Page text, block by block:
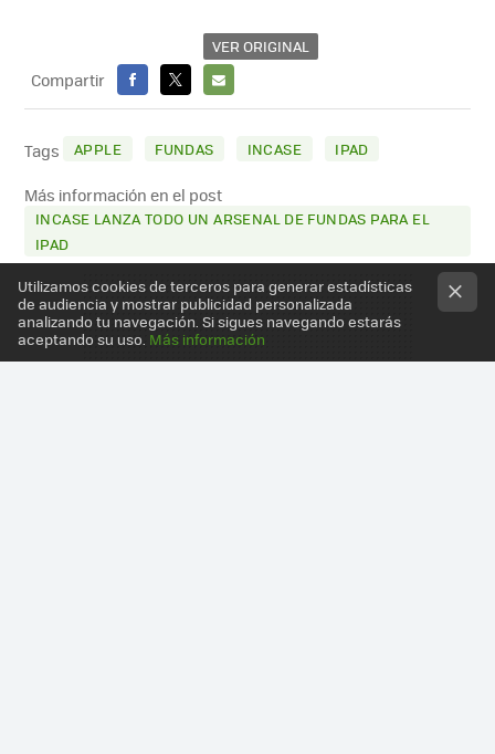
VER ORIGINAL
Compartir
FACEBOOK
X
E-
MAIL
Tags APPLE FUNDAS INCASE IPAD
Más información en el post
INCASE LANZA TODO UN ARSENAL DE FUNDAS PARA EL
IPAD
Utilizamos cookies de terceros para generar estadísticas
de audiencia y mostrar publicidad personalizada
analizando tu navegación. Si sigues navegando estarás
aceptando su uso. Más información